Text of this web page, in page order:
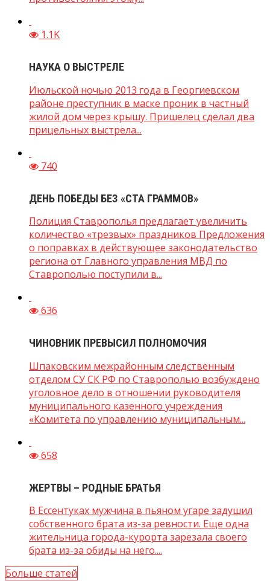
1.1K
НАУКА О ВЫСТРЕЛЕ
Июльской ночью 2013 года в Георгиевском
районе преступник в маске проник в частный
жилой дом через крышу. Пришелец сделал два
прицельных выстрела...
740
ДЕНЬ ПОБЕДЫ БЕЗ «СТА ГРАММОВ»
Полиция Ставрополья предлагает увеличить
количество «трезвых» праздников Предложения
о поправках в действующее законодательство
региона от Главного управления МВД по
Ставрополью поступили в...
636
ЧИНОВНИК ПРЕВЫСИЛ ПОЛНОМОЧИЯ
Шпаковским межрайонным следственным
отделом СУ СК РФ по Ставрополью возбуждено
уголовное дело в отношении руководителя
муниципального казенного учреждения
«Комитета по управлению муниципальным...
658
ЖЕРТВЫ – РОДНЫЕ БРАТЬЯ
В Ессентуках мужчина в пьяном угаре задушил
собственного брата из-за ревности. Еще одна
жительница города-курорта зарезала своего
брата из-за обиды на него....
Больше статей